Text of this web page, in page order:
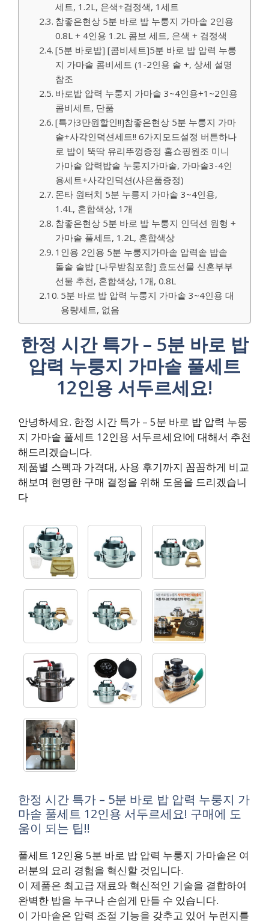
세트, 1.2L, 은색+검정색, 1세트
참좋은현상 5분 바로 밥 누룽지 가마솥 2인용
0.8L + 4인용 1.2L 콤보 세트, 은색 + 검정색
[5분 바로밥] [콤비세트]5분 바로 밥 압력 누룽
지 가마솥 콤비세트 (1-2인용 솥 +, 상세 설명
참조
바로밥 압력 누룽지 가마솥 3~4인용+1~2인용
콤비세트, 단품
[특가3만원할인!!]참좋은현상 5분 누룽지 가마
솥+사각인덕션세트!! 6가지모드설정 버튼하나
로 밥이 뚝딱 유리뚜껑증정 홈쇼핑원조 미니
가마솥 압력밥솥 누룽지가마솥, 가마솥3-4인
용세트+사각인덕션(사은품증정)
몬타 원터치 5분 누릉지 가마솥 3~4인용,
1.4L, 혼합색상, 1개
참좋은현상 5분 바로 밥 누룽지 인덕션 원형 +
가마솥 풀세트, 1.2L, 혼합색상
1인용 2인용 5분 누룽지가마솥 압력솥 밥솥
돌솥 솥밥 [나무받침포함] 효도선물 신혼부부
선물 추천, 혼합색상, 1개, 0.8L
5분 바로 밥 압력 누룽지 가마솥 3~4인용 대
용량세트, 없음
한정 시간 특가 – 5분 바로 밥
압력 누룽지 가마솥 풀세트
12인용 서두르세요!
안녕하세요. 한정 시간 특가 – 5분 바로 밥 압력 누룽
지 가마솥 풀세트 12인용 서두르세요!에 대해서 추천
해드리겠습니다.
제품별 스펙과 가격대, 사용 후기까지 꼼꼼하게 비교
해보며 현명한 구매 결정을 위해 도움을 드리겠습니
다
한정 시간 특가 – 5분 바로 밥 압력 누룽지 가
마솥 풀세트 12인용 서두르세요! 구매에 도
움이 되는 팁!!
풀세트 12인용 5분 바로 밥 압력 누룽지 가마솥은 여
러분의 요리 경험을 혁신할 것입니다.
이 제품은 최고급 재료와 혁신적인 기술을 결합하여
완벽한 밥을 누구나 손쉽게 만들 수 있습니다.
이 가마솥은 압력 조절 기능을 갖추고 있어 누런지를